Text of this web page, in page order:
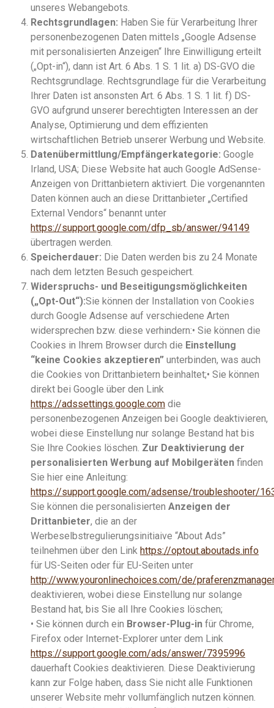
unseres Webangebots.
Rechtsgrundlagen: Haben Sie für Verarbeitung Ihrer
personenbezogenen Daten mittels „Google Adsense
mit personalisierten Anzeigen“ Ihre Einwilligung erteilt
(„Opt-in“), dann ist Art. 6 Abs. 1 S. 1 lit. a) DS-GVO die
Rechtsgrundlage. Rechtsgrundlage für die Verarbeitung
Ihrer Daten ist ansonsten Art. 6 Abs. 1 S. 1 lit. f) DS-
GVO aufgrund unserer berechtigten Interessen an der
Analyse, Optimierung und dem effizienten
wirtschaftlichen Betrieb unserer Werbung und Website.
Datenübermittlung/Empfängerkategorie: Google
Irland, USA; Diese Website hat auch Google AdSense-
Anzeigen von Drittanbietern aktiviert. Die vorgenannten
Daten können auch an diese Drittanbieter „Certified
External Vendors“ benannt unter
https://support.google.com/dfp_sb/answer/94149
übertragen werden.
Speicherdauer: Die Daten werden bis zu 24 Monate
nach dem letzten Besuch gespeichert.
Widerspruchs- und Beseitigungsmöglichkeiten
(„Opt-Out“):Sie können der Installation von Cookies
durch Google Adsense auf verschiedene Arten
widersprechen bzw. diese verhindern:• Sie können die
Cookies in Ihrem Browser durch die Einstellung
“keine Cookies akzeptieren” unterbinden, was auch
die Cookies von Drittanbietern beinhaltet;• Sie können
direkt bei Google über den Link
https://adssettings.google.com die
personenbezogenen Anzeigen bei Google deaktivieren,
wobei diese Einstellung nur solange Bestand hat bis
Sie Ihre Cookies löschen. Zur Deaktivierung der
personalisierten Werbung auf Mobilgeräten finden
Sie hier eine Anleitung:
https://support.google.com/adsense/troubleshooter/
Sie können die personalisierten Anzeigen der
Drittanbieter, die an der
Werbeselbstregulierungsinitiaive “About Ads”
teilnehmen über den Link https://optout.aboutads.info
für US-Seiten oder für EU-Seiten unter
http://www.youronlinechoices.com/de/
deaktivieren, wobei diese Einstellung nur solange
Bestand hat, bis Sie all Ihre Cookies löschen;
• Sie können durch ein Browser-Plug-in für Chrome,
Firefox oder Internet-Explorer unter dem Link
https://support.google.com/ads/answer/7395996
dauerhaft Cookies deaktivieren. Diese Deaktivierung
kann zur Folge haben, dass Sie nicht alle Funktionen
unserer Website mehr vollumfänglich nutzen können.